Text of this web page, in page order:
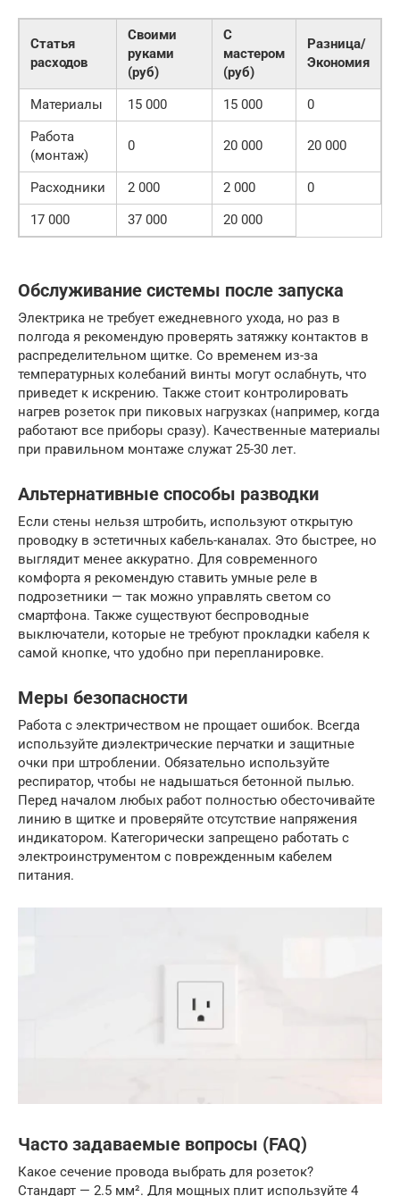
Статья
расходов
Своими
руками
(руб)
С
мастером
(руб)
Разница/
Экономия
Материалы 15 000 15 000
0
Работа
(монтаж)
0 20 000 20 000
Расходники 2 000 2 000
0
17 000
37 000 20 000
Обслуживание системы после запуска
Электрика не требует ежедневного ухода, но раз в
полгода я рекомендую проверять затяжку контактов в
распределительном щитке. Со временем из-за
температурных колебаний винты могут ослабнуть, что
приведет к искрению. Также стоит контролировать
нагрев розеток при пиковых нагрузках (например, когда
работают все приборы сразу). Качественные материалы
при правильном монтаже служат 25-30 лет.
Альтернативные способы разводки
Если стены нельзя штробить, используют открытую
проводку в эстетичных кабель-каналах. Это быстрее, но
выглядит менее аккуратно. Для современного
комфорта я рекомендую ставить умные реле в
подрозетники — так можно управлять светом со
смартфона. Также существуют беспроводные
выключатели, которые не требуют прокладки кабеля к
самой кнопке, что удобно при перепланировке.
Меры безопасности
Работа с электричеством не прощает ошибок. Всегда
используйте диэлектрические перчатки и защитные
очки при штроблении. Обязательно используйте
респиратор, чтобы не надышаться бетонной пылью.
Перед началом любых работ полностью обесточивайте
линию в щитке и проверяйте отсутствие напряжения
индикатором. Категорически запрещено работать с
электроинструментом с поврежденным кабелем
питания.
Часто задаваемые вопросы (FAQ)
Какое сечение провода выбрать для розеток?
Стандарт — 2.5 мм². Для мощных плит используйте 4